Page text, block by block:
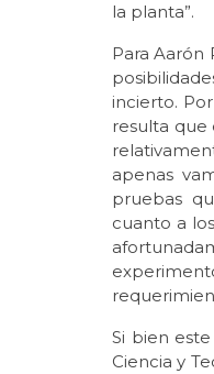
la planta”.
Para Aarón
incierto.
resulta que
apenas
pruebas
cuanto a
Si bien
Ciencia y